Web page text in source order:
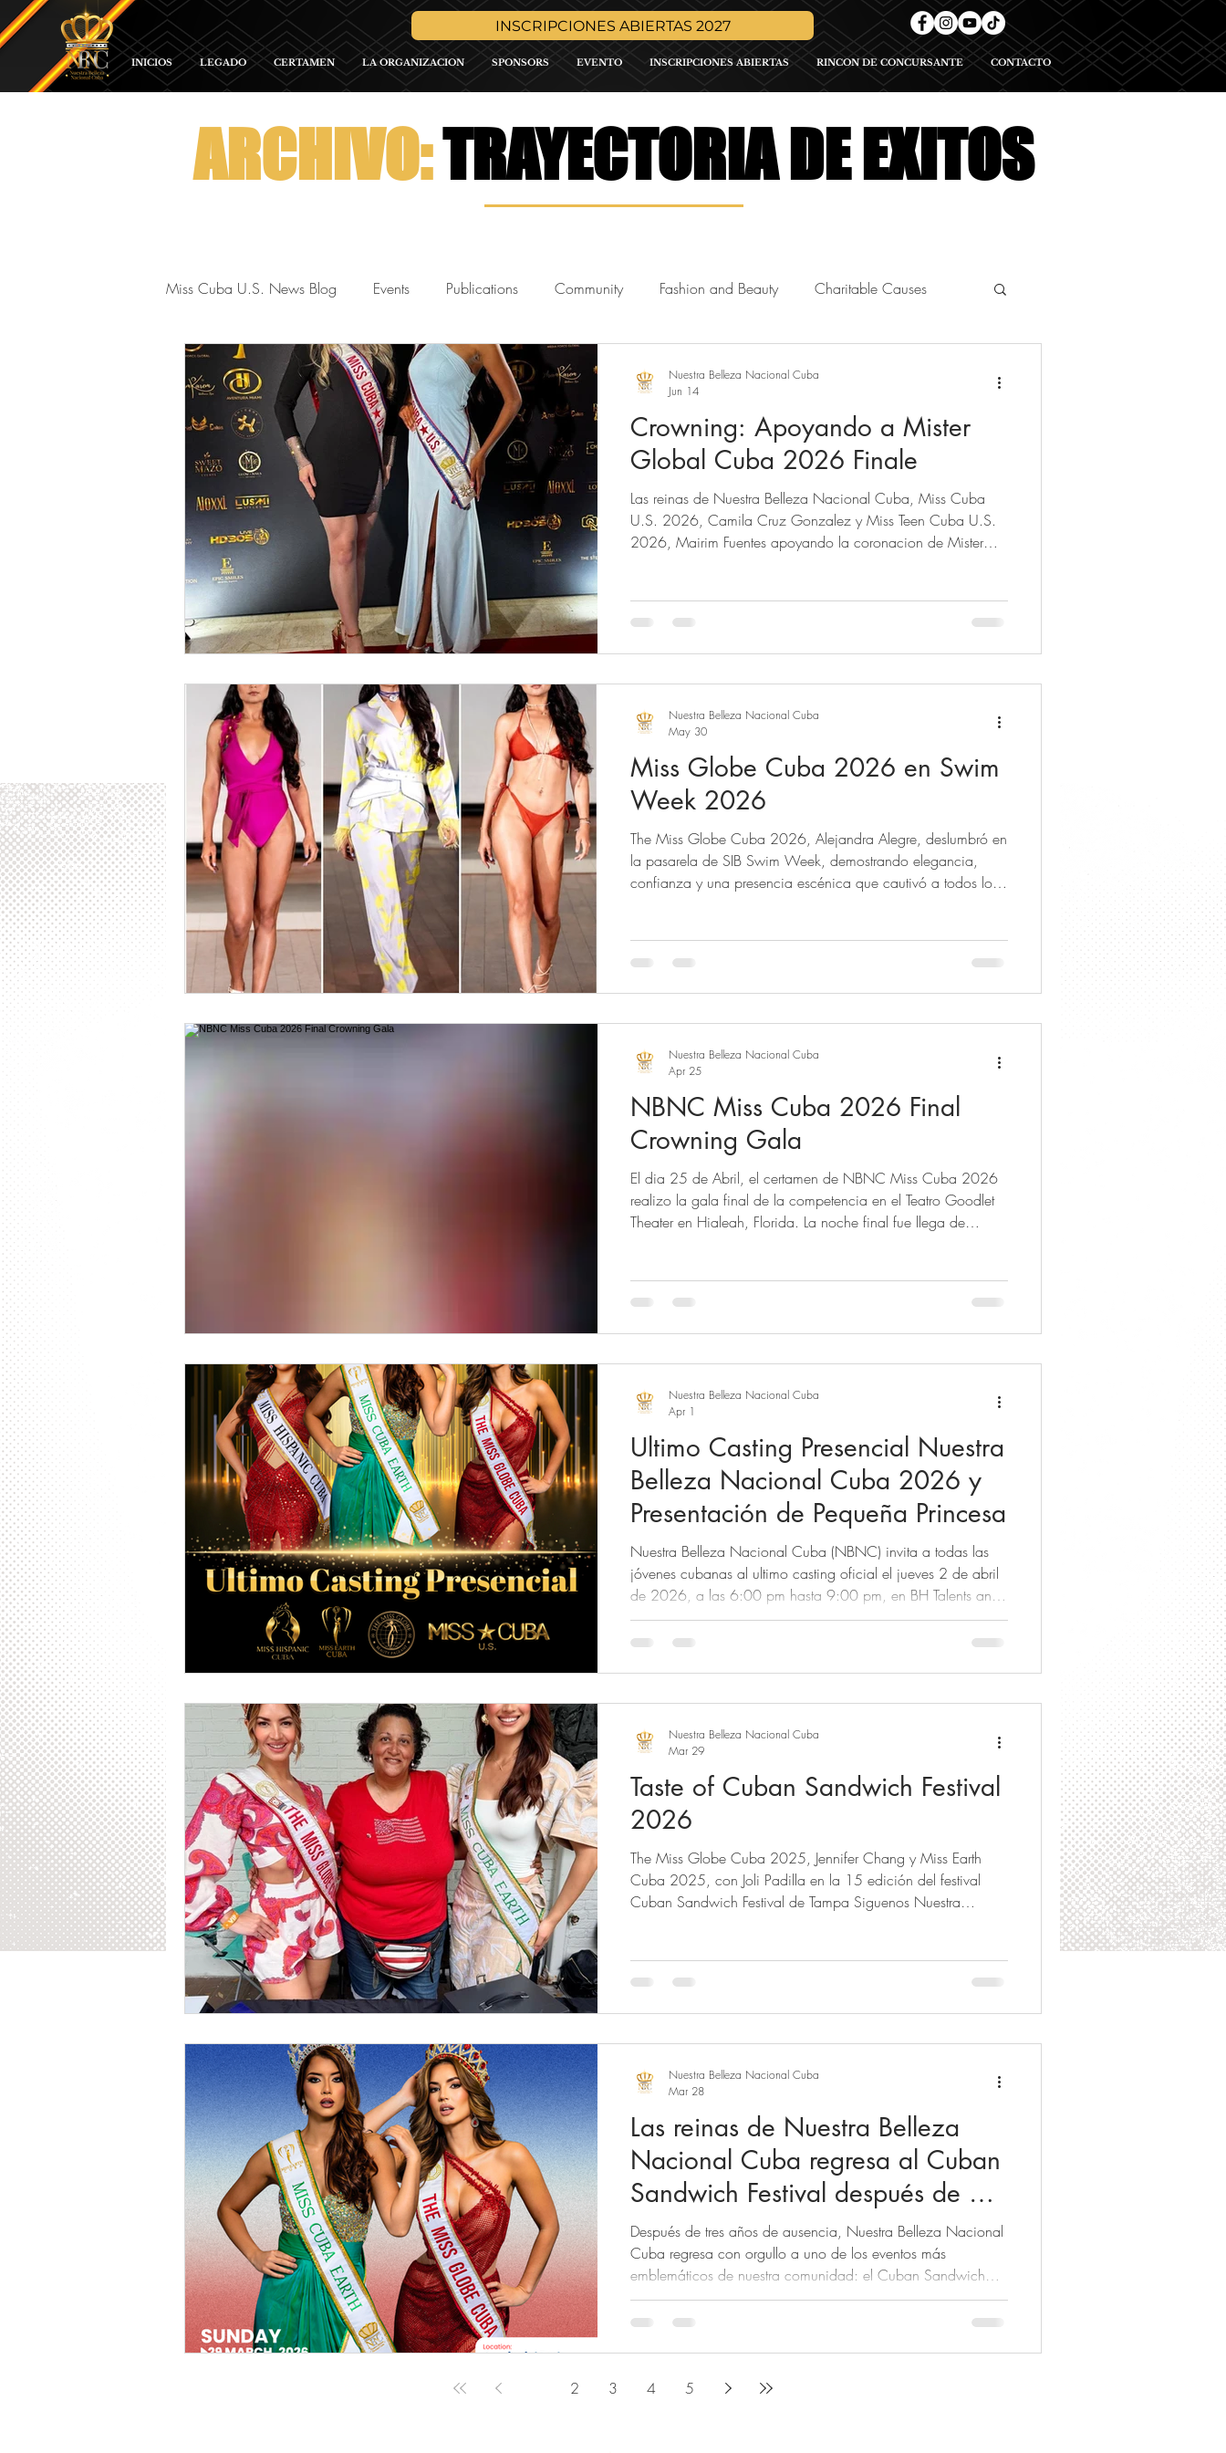
INSCRIPCIONES ABIERTAS 2027
INICIOS LEGADO CERTAMEN LA ORGANIZACION SPONSORS EVENTO INSCRIPCIONES ABIERTAS RINCON DE CONCURSANTE CONTACTO
ARCHIVO:TRAYECTORIA DE EXITOS
Miss Cuba U.S. News Blog Events Publications Community Fashion and Beauty Charitable Causes
Red Carpet and Galas Parade Media Press Release
Crowning: Apoyando a Mister
Global Cuba 2026 Finale
Las reinas de Nuestra Belleza Nacional Cuba, Miss Cuba
U.S. 2026, Camila Cruz Gonzalez y Miss Teen Cuba U.S.
2026, Mairim Fuentes apoyando la coronacion de Mister
coronacion de Mister Global Cuba 2025 realizado en La
Scala Miami de Brickell Siguenos Nuestra Belleza Nacional
Cuba™ on Facebook, YouTube, y Instagram.
Nuestra Belleza Nacional Cuba
Jun 14
Miss Globe Cuba 2026 en Swim
Week 2026
The Miss Globe Cuba 2026, Alejandra Alegre, deslumbró en
la pasarela de SIB Swim Week, demostrando elegancia,
confianza y una presencia escénica que cautivó a todos los
reafirmando por qué porta con distinción el título de Miss
Globe Cuba 2026. Siguenos en las redes Nuestra Belleza
Nacional Cuba™ on Facebook, YouTube, and Instagram.
Nuestra Belleza Nacional Cuba
May 30
NBNC Miss Cuba 2026 Final
Crowning Gala
El dia 25 de Abril, el certamen de NBNC Miss Cuba 2026
realizo la gala final de la competencia en el Teatro Goodlet
Theater en Hialeah, Florida. La noche final fue llega de
Unidos. On April 25th, the pageant of NBNC Miss Cuba
2026 held the final gala of the competition at the Goodlet
Theater in Hialeah, Florida. The final night was the Joy from
Nuestra Belleza Nacional Cuba
Apr 25
Ultimo Casting Presencial Nuestra
Belleza Nacional Cuba 2026 y
Presentación de Pequeña Princesa
Nuestra Belleza Nacional Cuba (NBNC) invita a todas las
jóvenes cubanas al ultimo casting oficial el jueves 2 de abril
de 2026, a las 6:00 pm hasta 9:00 pm, en BH Talents and
Models. Buscamos a nuestras próximas Reinas y Pequeñas
Princesas (4-12 años). Todas las Pequeñas Princesas recibirán
fotos y eventos culturales. Siguenos Nuestra Belleza Nacional
Cuba™ en Fa
Nuestra Belleza Nacional Cuba
Apr 1
Taste of Cuban Sandwich Festival
2026
The Miss Globe Cuba 2025, Jennifer Chang y Miss Earth
Cuba 2025, con Joli Padilla en la 15 edición del festival
Cuban Sandwich Festival de Tampa Siguenos Nuestra
Nuestra Belleza Nacional Cuba
Mar 29
Las reinas de Nuestra Belleza
Nacional Cuba regresa al Cuban
Sandwich Festival después de 3
años
Después de tres años de ausencia, Nuestra Belleza Nacional
Cuba regresa con orgullo a uno de los eventos más
emblemáticos de nuestra comunidad: el Cuban Sandwich
Festival. Este esperado reencuentro no solo marca un
momento especial para nuestra organización, sino también
la distinguida presencia de nuestras actuales reinas: Miss
Nuestra Belleza Nacional Cuba
Mar 28
2 3 4 5